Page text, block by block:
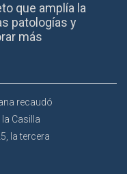
que amplía la
patologías y
más